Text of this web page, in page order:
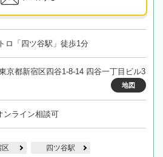
ロ「四ツ谷駅」徒歩1分
京都新宿区四谷1-8-14 四谷一丁目ビル3
地図
ンライン相談可
区 四ツ谷駅